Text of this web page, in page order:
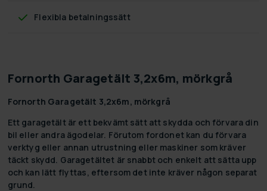
Flexibla betalningssätt
Fornorth Garagetält 3,2x6m, mörkgrå
Fornorth Garagetält 3,2x6m, mörkgrå
Ett garagetält är ett bekvämt sätt att skydda och förvara din
bil eller andra ägodelar. Förutom fordonet kan du förvara
verktyg eller annan utrustning eller maskiner som kräver
täckt skydd. Garagetältet är snabbt och enkelt att sätta upp
och kan lätt flyttas, eftersom det inte kräver någon separat
grund.